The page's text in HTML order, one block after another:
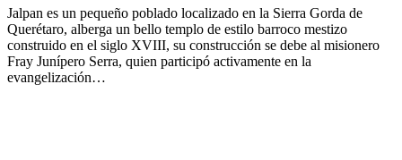
Jalpan es un pequeño poblado localizado en la Sierra Gorda de
Querétaro, alberga un bello templo de estilo barroco mestizo
construido en el siglo XVIII, su construcción se debe al misionero
Fray Junípero Serra, quien participó activamente en la
evangelización…